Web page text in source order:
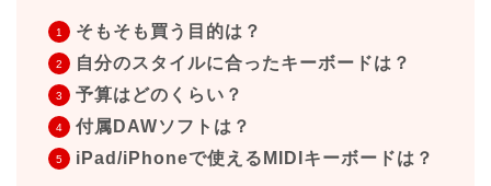
そもそも買う目的は？
自分のスタイルに合ったキーボードは？
予算はどのくらい？
付属DAWソフトは？
iPad/iPhoneで使えるMIDIキーボードは？